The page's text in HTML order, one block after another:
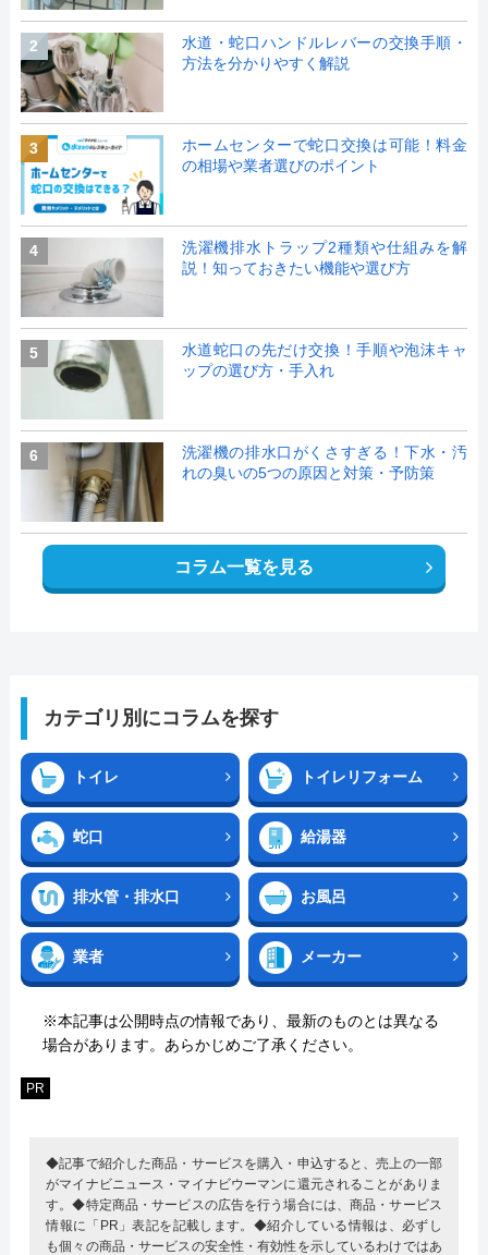
2
水道・蛇口ハンドルレバーの交換手順・
方法を分かりやすく解説
3
ホームセンターで蛇口交換は可能！料金
の相場や業者選びのポイント
4
洗濯機排水トラップ2種類や仕組みを解
説！知っておきたい機能や選び方
5
水道蛇口の先だけ交換！手順や泡沫キャ
ップの選び方・手入れ
6
洗濯機の排水口がくさすぎる！下水・汚
れの臭いの5つの原因と対策・予防策
コラム一覧を見る
カテゴリ別にコラムを探す
トイレ トイレリフォーム
蛇口 給湯器
排水管・排水口 お風呂
業者 メーカー
※本記事は公開時点の情報であり、最新のものとは異なる
場合があります。あらかじめご了承ください。
PR
◆記事で紹介した商品・サービスを購入・申込すると、売上の一部
がマイナビニュース・マイナビウーマンに還元されることがありま
す。◆特定商品・サービスの広告を行う場合には、商品・サービス
情報に「PR」表記を記載します。◆紹介している情報は、必ずし
も個々の商品・サービスの安全性・有効性を示しているわけではあ